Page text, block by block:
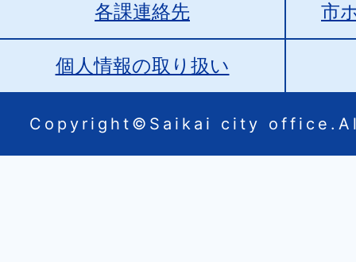
各課連絡先 市
個人情報の取り扱い
Copyright©Saikai city